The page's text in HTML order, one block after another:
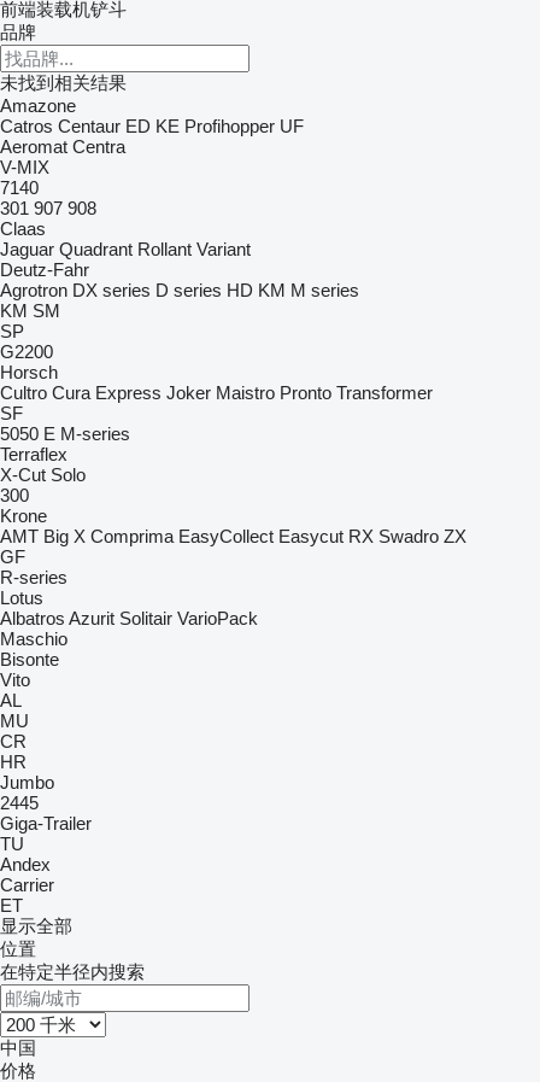
前端装载机铲斗
品牌
未找到相关结果
Amazone
Catros Centaur ED KE Profihopper UF
Aeromat Centra
V-MIX
7140
301 907 908
Claas
Jaguar Quadrant Rollant Variant
Deutz-Fahr
Agrotron DX series D series HD KM M series
KM SM
SP
G2200
Horsch
Cultro Cura Express Joker Maistro Pronto Transformer
SF
5050 E M-series
Terraflex
X-Cut Solo
300
Krone
AMT Big X Comprima EasyCollect Easycut RX Swadro ZX
GF
R-series
Lotus
Albatros Azurit Solitair VarioPack
Maschio
Bisonte
Vito
AL
MU
CR
HR
Jumbo
2445
Giga-Trailer
TU
Andex
Carrier
ET
显示全部
位置
在特定半径内搜索
中国
价格